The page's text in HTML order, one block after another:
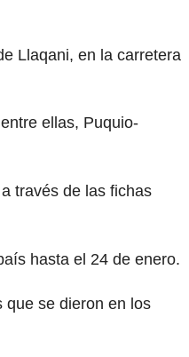
Llaqani, en la carretera
ellas, Puquio-
través de las fichas
hasta el 24 de enero.
que se dieron en los